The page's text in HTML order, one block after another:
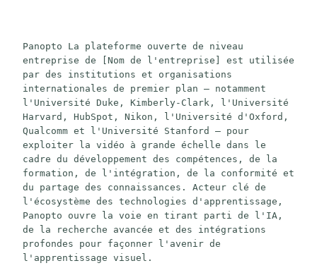
Panopto La plateforme ouverte de niveau
entreprise de [Nom de l'entreprise] est utilisée
par des institutions et organisations
internationales de premier plan – notamment
l'Université Duke, Kimberly-Clark, l'Université
Harvard, HubSpot, Nikon, l'Université d'Oxford,
Qualcomm et l'Université Stanford – pour
exploiter la vidéo à grande échelle dans le
cadre du développement des compétences, de la
formation, de l'intégration, de la conformité et
du partage des connaissances. Acteur clé de
l'écosystème des technologies d'apprentissage,
Panopto ouvre la voie en tirant parti de l'IA,
de la recherche avancée et des intégrations
profondes pour façonner l'avenir de
l'apprentissage visuel.